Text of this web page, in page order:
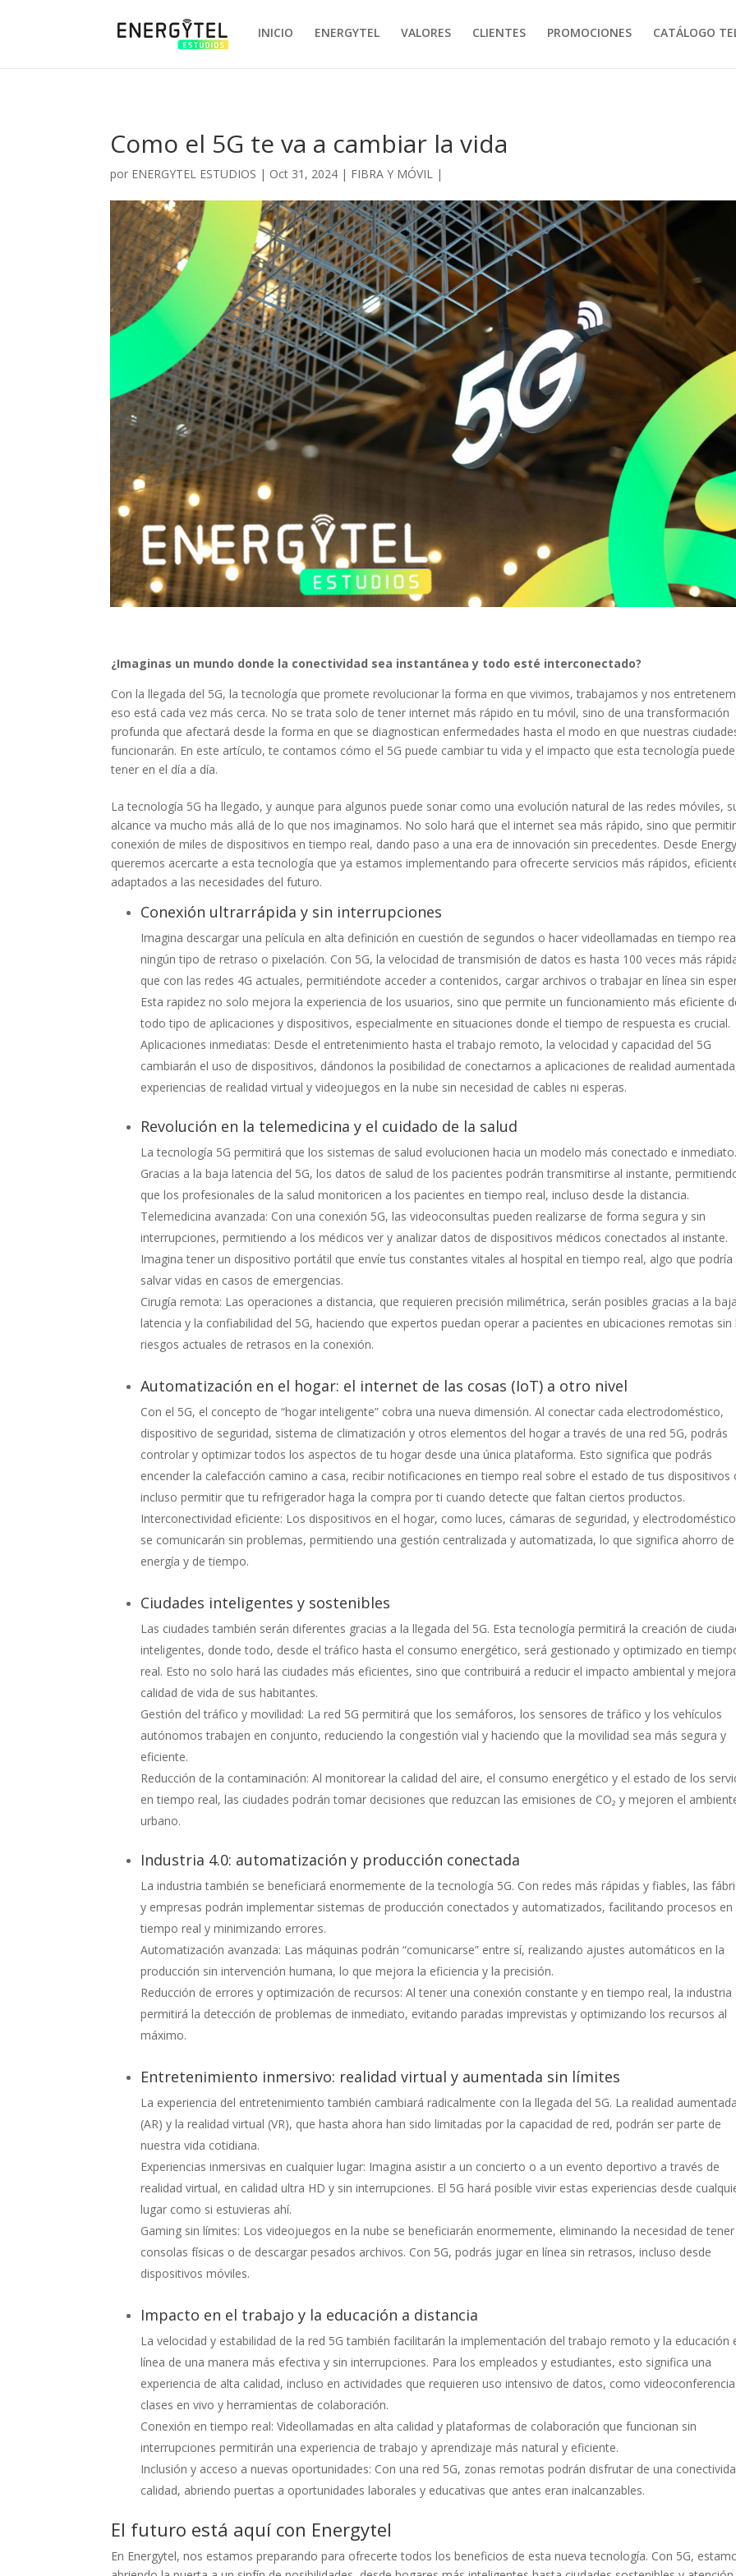
INICIO
ENERGYTEL VALORES CLIENTES PROMOCIONES CATÁLOGO
Como el 5G te va a cambiar la vida
por ENERGYTEL ESTUDIOS | Oct 31, 2024 | FIBRA Y MÓVIL |
¿Imaginas un mundo donde la conectividad sea instantánea y todo esté interconectado?
Con la llegada del 5G, la tecnología que promete revolucionar la forma en que vivimos, trabajamos y nos
eso está cada vez más cerca. No se trata solo de tener internet más rápido en tu móvil, sino de una transformación
profunda que afectará desde la forma en que se diagnostican enfermedades hasta el modo en que nuestras
funcionarán. En este artículo, te contamos cómo el 5G puede cambiar tu vida y el impacto que esta tecnología puede
tener en el día a día.
La tecnología 5G ha llegado, y aunque para algunos puede sonar como una evolución natural de las redes móviles,
alcance va mucho más allá de lo que nos imaginamos. No solo hará que el internet sea más rápido, sino que
conexión de miles de dispositivos en tiempo real, dando paso a una era de innovación sin precedentes. Desde
queremos acercarte a esta tecnología que ya estamos implementando para ofrecerte servicios más rápidos,
adaptados a las necesidades del futuro.
Conexión ultrarrápida y sin interrupciones
Imagina descargar una película en alta definición en cuestión de segundos o hacer videollamadas en tiempo
ningún tipo de retraso o pixelación. Con 5G, la velocidad de transmisión de datos es hasta 100 veces más
que con las redes 4G actuales, permitiéndote acceder a contenidos, cargar archivos o trabajar en línea sin
Esta rapidez no solo mejora la experiencia de los usuarios, sino que permite un funcionamiento más eficiente
todo tipo de aplicaciones y dispositivos, especialmente en situaciones donde el tiempo de respuesta es crucial.
Aplicaciones inmediatas: Desde el entretenimiento hasta el trabajo remoto, la velocidad y capacidad del 5G
cambiarán el uso de dispositivos, dándonos la posibilidad de conectarnos a aplicaciones de realidad
experiencias de realidad virtual y videojuegos en la nube sin necesidad de cables ni esperas.
Revolución en la telemedicina y el cuidado de la salud
La tecnología 5G permitirá que los sistemas de salud evolucionen hacia un modelo más conectado e inmediato.
Gracias a la baja latencia del 5G, los datos de salud de los pacientes podrán transmitirse al instante,
que los profesionales de la salud monitoricen a los pacientes en tiempo real, incluso desde la distancia.
Telemedicina avanzada: Con una conexión 5G, las videoconsultas pueden realizarse de forma segura y sin
interrupciones, permitiendo a los médicos ver y analizar datos de dispositivos médicos conectados al instante.
Imagina tener un dispositivo portátil que envíe tus constantes vitales al hospital en tiempo real, algo que podría
salvar vidas en casos de emergencias.
Cirugía remota: Las operaciones a distancia, que requieren precisión milimétrica, serán posibles gracias a la baja
latencia y la confiabilidad del 5G, haciendo que expertos puedan operar a pacientes en ubicaciones remotas sin
riesgos actuales de retrasos en la conexión.
Automatización en el hogar: el internet de las cosas (IoT) a otro nivel
Con el 5G, el concepto de “hogar inteligente” cobra una nueva dimensión. Al conectar cada electrodoméstico,
dispositivo de seguridad, sistema de climatización y otros elementos del hogar a través de una red 5G, podrás
controlar y optimizar todos los aspectos de tu hogar desde una única plataforma. Esto significa que podrás
encender la calefacción camino a casa, recibir notificaciones en tiempo real sobre el estado de tus dispositivos
incluso permitir que tu refrigerador haga la compra por ti cuando detecte que faltan ciertos productos.
Interconectividad eficiente: Los dispositivos en el hogar, como luces, cámaras de seguridad, y
se comunicarán sin problemas, permitiendo una gestión centralizada y automatizada, lo que significa ahorro de
energía y de tiempo.
Ciudades inteligentes y sostenibles
Las ciudades también serán diferentes gracias a la llegada del 5G. Esta tecnología permitirá la creación de
inteligentes, donde todo, desde el tráfico hasta el consumo energético, será gestionado y optimizado en
real. Esto no solo hará las ciudades más eficientes, sino que contribuirá a reducir el impacto ambiental y
calidad de vida de sus habitantes.
Gestión del tráfico y movilidad: La red 5G permitirá que los semáforos, los sensores de tráfico y los vehículos
autónomos trabajen en conjunto, reduciendo la congestión vial y haciendo que la movilidad sea más segura y
eficiente.
Reducción de la contaminación: Al monitorear la calidad del aire, el consumo energético y el estado de los
en tiempo real, las ciudades podrán tomar decisiones que reduzcan las emisiones de CO₂ y mejoren el
urbano.
Industria 4.0: automatización y producción conectada
La industria también se beneficiará enormemente de la tecnología 5G. Con redes más rápidas y fiables, las
y empresas podrán implementar sistemas de producción conectados y automatizados, facilitando procesos en
tiempo real y minimizando errores.
Automatización avanzada: Las máquinas podrán “comunicarse” entre sí, realizando ajustes automáticos en la
producción sin intervención humana, lo que mejora la eficiencia y la precisión.
Reducción de errores y optimización de recursos: Al tener una conexión constante y en tiempo real, la industria
permitirá la detección de problemas de inmediato, evitando paradas imprevistas y optimizando los recursos al
máximo.
Entretenimiento inmersivo: realidad virtual y aumentada sin límites
La experiencia del entretenimiento también cambiará radicalmente con la llegada del 5G. La realidad aumentada
(AR) y la realidad virtual (VR), que hasta ahora han sido limitadas por la capacidad de red, podrán ser parte de
nuestra vida cotidiana.
Experiencias inmersivas en cualquier lugar: Imagina asistir a un concierto o a un evento deportivo a través de
realidad virtual, en calidad ultra HD y sin interrupciones. El 5G hará posible vivir estas experiencias desde
lugar como si estuvieras ahí.
Gaming sin límites: Los videojuegos en la nube se beneficiarán enormemente, eliminando la necesidad de tener
consolas físicas o de descargar pesados archivos. Con 5G, podrás jugar en línea sin retrasos, incluso desde
dispositivos móviles.
Impacto en el trabajo y la educación a distancia
La velocidad y estabilidad de la red 5G también facilitarán la implementación del trabajo remoto y la educación
línea de una manera más efectiva y sin interrupciones. Para los empleados y estudiantes, esto significa una
experiencia de alta calidad, incluso en actividades que requieren uso intensivo de datos, como
clases en vivo y herramientas de colaboración.
Conexión en tiempo real: Videollamadas en alta calidad y plataformas de colaboración que funcionan sin
interrupciones permitirán una experiencia de trabajo y aprendizaje más natural y eficiente.
Inclusión y acceso a nuevas oportunidades: Con una red 5G, zonas remotas podrán disfrutar de una
calidad, abriendo puertas a oportunidades laborales y educativas que antes eran inalcanzables.
El futuro está aquí con Energytel
En Energytel, nos estamos preparando para ofrecerte todos los beneficios de esta nueva tecnología. Con 5G,